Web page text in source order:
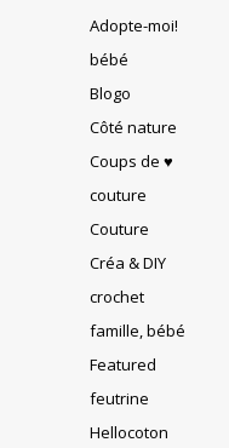
Adopte-moi!
bébé
Blogo
Côté nature
Coups de ♥
couture
Couture
Créa & DIY
crochet
famille, bébé
Featured
feutrine
Hellocoton